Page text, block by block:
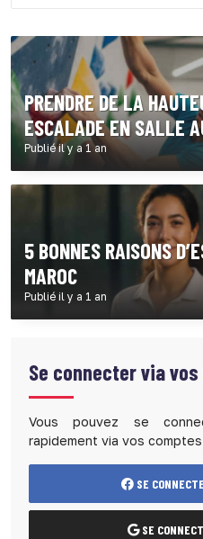
PRENDRE DE LA
ESCALADE EN SALLE
Publié il y a 1 an
5 BONNES RAISONS
MAROC
Publié il y a 1 an
Se connecter via
Vous pouvez se
rapidement via vos
SE
SE